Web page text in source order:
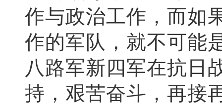
作与政治工作，而如
作的军队，就不可能
八路军新四军在抗日
持，艰苦奋斗，再接